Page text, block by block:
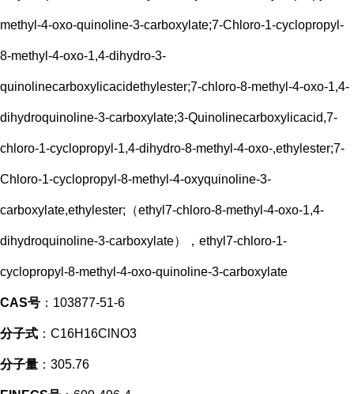
methyl-4-oxo-quinoline-3-carboxylate;7-Chloro-1-cyclopropyl-
8-methyl-4-oxo-1,4-dihydro-3-
quinolinecarboxylicacidethylester;7-chloro-8-methyl-4-oxo-1,4-
dihydroquinoline-3-carboxylate;3-Quinolinecarboxylicacid,7-
chloro-1-cyclopropyl-1,4-dihydro-8-methyl-4-oxo-,ethylester;7-
Chloro-1-cyclopropyl-8-methyl-4-oxyquinoline-3-
carboxylate,ethylester;（ethyl7-chloro-8-methyl-4-oxo-1,4-
dihydroquinoline-3-carboxylate），ethyl7-chloro-1-
cyclopropyl-8-methyl-4-oxo-quinoline-3-carboxylate
CAS号 ：103877-51-6
分子式 ：C16H16ClNO3
分子量 ：305.76